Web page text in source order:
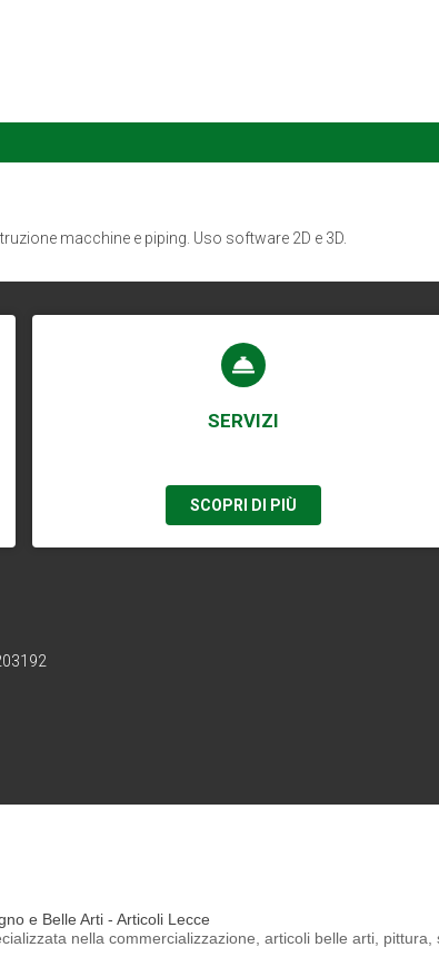
macchine e piping. Uso software 2D e 3D.
SERVIZI
SCOPRI DI PIÙ
e Belle Arti - Articoli Lecce
nella commercializzazione, articoli belle arti, pittura,